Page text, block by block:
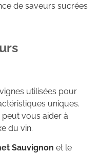
de saveurs sucrées
utilisées pour
uniques.
vous aider à
du vin.
Sauvignon et le